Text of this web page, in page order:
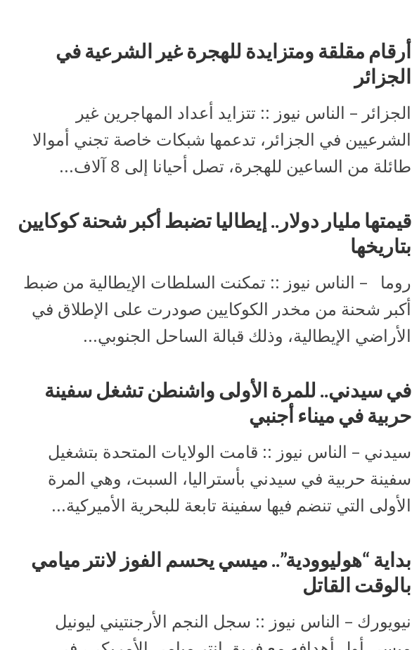
أرقام مقلقة ومتزايدة للهجرة غير الشرعية في
الجزائر
الجزائر – الناس نيوز :: تتزايد أعداد المهاجرين غير
الشرعيين في الجزائر، تدعمها شبكات خاصة تجني أموالا
طائلة من الساعين للهجرة، تصل أحيانا إلى 8 آلاف...
قيمتها مليار دولار.. إيطاليا تضبط أكبر شحنة كوكايين
بتاريخها
روما – الناس نيوز :: تمكنت السلطات الإيطالية من ضبط
أكبر شحنة من مخدر الكوكايين صودرت على الإطلاق في
الأراضي الإيطالية، وذلك قبالة الساحل الجنوبي...
في سيدني.. للمرة الأولى واشنطن تشغل سفينة
حربية في ميناء أجنبي
سيدني – الناس نيوز :: قامت الولايات المتحدة بتشغيل
سفينة حربية في سيدني بأستراليا، السبت، وهي المرة
الأولى التي تنضم فيها سفينة تابعة للبحرية الأميركية...
بداية “هوليوودية”.. ميسي يحسم الفوز لانتر ميامي
بالوقت القاتل
نيويورك – الناس نيوز :: سجل النجم الأرجنتيني ليونيل